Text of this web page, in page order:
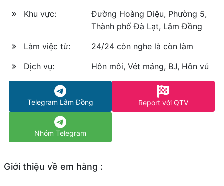
Khu vực:
Đường Hoàng Diệu, Phường 5,
Thành phố Đà Lạt, Lâm Đồng
Làm việc từ:
24/24 còn nghe là còn làm
Dịch vụ:
Hôn môi, Vét máng, BJ, Hôn vú
Telegram Lâm Đồng Report với QTV
Nhóm Telegram
Giới thiệu về em hàng :